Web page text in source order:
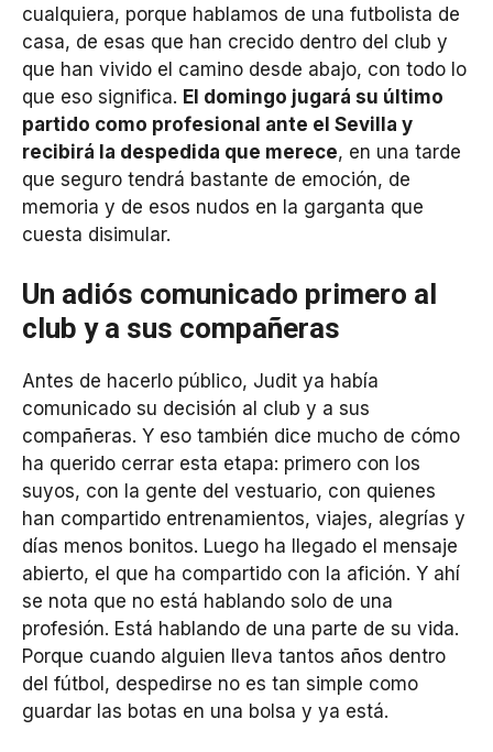
cualquiera, porque hablamos de una futbolista de
casa, de esas que han crecido dentro del club y
que han vivido el camino desde abajo, con todo lo
que eso significa. El domingo jugará su último
partido como profesional ante el Sevilla y
recibirá la despedida que merece, en una tarde
que seguro tendrá bastante de emoción, de
memoria y de esos nudos en la garganta que
cuesta disimular.
Un adiós comunicado primero al
club y a sus compañeras
Antes de hacerlo público, Judit ya había
comunicado su decisión al club y a sus
compañeras. Y eso también dice mucho de cómo
ha querido cerrar esta etapa: primero con los
suyos, con la gente del vestuario, con quienes
han compartido entrenamientos, viajes, alegrías y
días menos bonitos. Luego ha llegado el mensaje
abierto, el que ha compartido con la afición. Y ahí
se nota que no está hablando solo de una
profesión. Está hablando de una parte de su vida.
Porque cuando alguien lleva tantos años dentro
del fútbol, despedirse no es tan simple como
guardar las botas en una bolsa y ya está.